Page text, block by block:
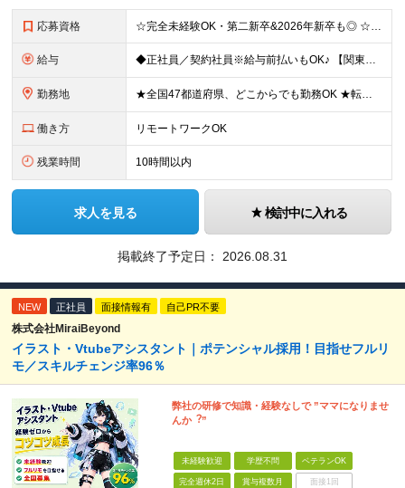
応募資格 ☆完全未経験OK・第二新卒&2026年新卒も◎ ☆社員の7割が20代 ☆経歴・ブランク不問 ※学歴不問 …━━━━━━━━━━ 未経験スタート前提のポテンシャル採用です。 毎月全国で複数人を採用して
給与 ◆正社員／契約社員※給与前払いもOK♪ 【関東（一都三県）】 月給25万円～ ※固定残業代（月20時間分／月3万2383円）を含む。超過分は別途支給。 ※試用期間中の給与は月給22万円～ 【関東（北
勤務地 ★全国47都道府県、どこからでも勤務OK ★転勤なし！腰を据えて活躍◎ ★マイカー通勤OK（拠点による） ★業務に慣れたら、ゆくゆくはリモート併用やフルリモートも可能 全国のお客様先にて勤務していた
働き方 リモートワークOK
残業時間 10時間以内
求人を見る 検討中に入れる
掲載終了予定日： 2026.08.31
NEW 正社員 面接情報有 自己PR不要
株式会社MiraiBeyond
イラスト・Vtubeアシスタント｜ポテンシャル採用！目指せフルリ
モ／スキルチェンジ率96％
弊社の研修で知識・経験なしで ”ママになりませ
んか︖”
未経験歓迎 学歴不問 ベテランOK
完全週休2日 賞与複数月 面接1回